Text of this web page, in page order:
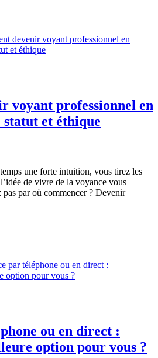
voyant professionnel en
statut et éthique
une forte intuition, vous tirez les
de vivre de la voyance vous
par où commencer ? Devenir
ou en direct :
option pour vous ?